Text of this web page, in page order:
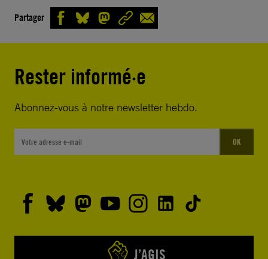
Partager
Rester informé·e
Abonnez-vous à notre newsletter hebdo.
OK
J’AGIS